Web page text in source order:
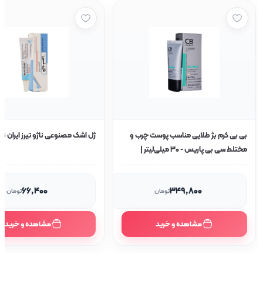
بی کرم بژ طلایی مناسب پوست چرب و
مختلط سی بی پاریس - 30 میلی‌لیتر |
چربی و جلوگیری از آکنه
تومان۳۴۹٬۸۰۰
مشاهده و خرید
ژل اشک مصنوعی ناژو تیرز ایران ناژو 5گرم
تومان۶۶٬۴۰۰
مشاهده و خرید